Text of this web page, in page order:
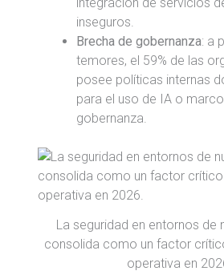
inseguros.
Brecha de gobernanza: a
temores, el 59% de las
posee políticas internas
para el uso de IA o
gobernanza.
La seguridad en entornos de
consolida como un factor
operativa en